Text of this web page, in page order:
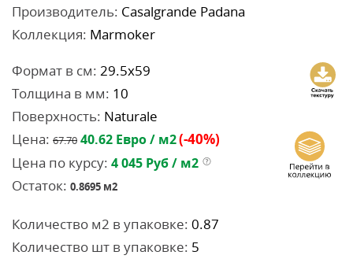
Производитель: Casalgrande Padana
Коллекция: Marmoker
Формат в см: 29.5x59
Толщина в мм: 10
Поверхность: Naturale
Цена: 67.70 40.62 Евро / м2(-40%)
Цена по курсу: 4 045 Руб / м2
Остаток: 0.8695 м2
Количество м2 в упаковке: 0.87
Количество шт в упаковке: 5